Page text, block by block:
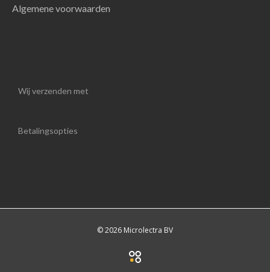
Algemene voorwaarden
Wij verzenden met
Betalingsopties
© 2026 Microlectra BV